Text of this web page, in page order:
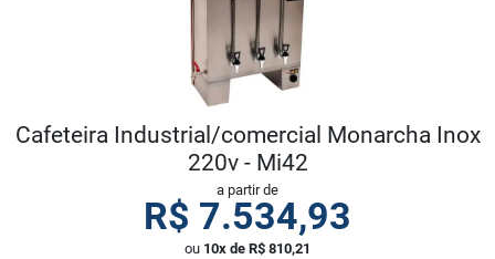
Cafeteira Industrial/comercial Monarcha Inox
220v - Mi42
a partir de
R$ 7.534,93
ou 10x de R$ 810,21